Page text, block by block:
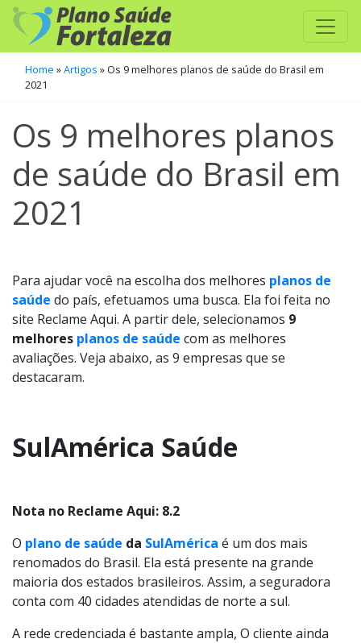
Home »Artigos » Os 9 melhores planos de saúde do Brasil em
2021
Os 9 melhores planos
de saúde do Brasil em
2021
Para ajudar você na escolha dos melhores planos de
saúde do país, efetuamos uma busca. Ela foi feita no
site Reclame Aqui. A partir dele, selecionamos 9
melhores planos de saúde com as melhores
avaliações. Veja abaixo, as 9 empresas que se
destacaram.
SulAmérica Saúde
Nota no Reclame Aqui: 8.2
O plano de saúde da SulAmérica é um dos mais
renomados do Brasil. Ela está presente na grande
maioria dos estados brasileiros. Assim, a seguradora
conta com 40 cidades atendidas de norte a sul.
A rede credenciada é bastante ampla, O cliente ainda